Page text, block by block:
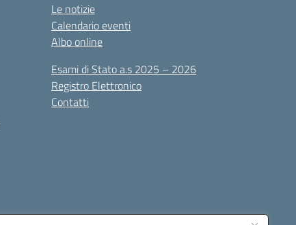
Le notizie
Calendario eventi
Albo online
Esami di Stato a.s 2025 – 2026
Registro Elettronico
Contatti